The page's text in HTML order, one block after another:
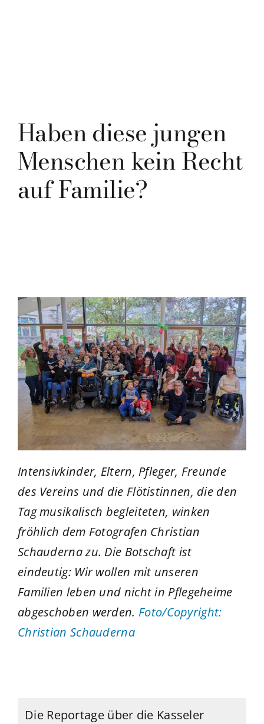
Haben diese jungen
Menschen kein Recht
auf Familie?
Intensivkinder, Eltern, Pfleger, Freunde
des Vereins und die Flötistinnen, die den
Tag musikalisch begleiteten, winken
fröhlich dem Fotografen Christian
Schauderna zu. Die Botschaft ist
eindeutig: Wir wollen mit unseren
Familien leben und nicht in Pflegeheime
abgeschoben werden. Foto/Copyright:
Christian Schauderna
Die Reportage über die Kasseler